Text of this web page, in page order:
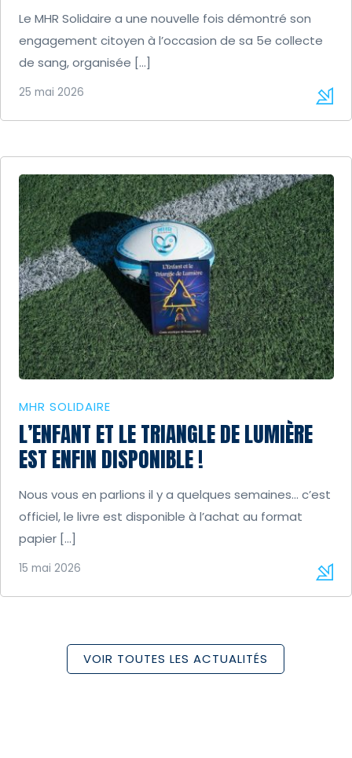
Le MHR Solidaire a une nouvelle fois démontré son
engagement citoyen à l’occasion de sa 5e collecte
de sang, organisée […]
25 mai 2026
MHR SOLIDAIRE
L’ENFANT ET LE TRIANGLE DE LUMIÈRE
EST ENFIN DISPONIBLE !
Nous vous en parlions il y a quelques semaines… c’est
officiel, le livre est disponible à l’achat au format
papier […]
15 mai 2026
VOIR TOUTES LES ACTUALITÉS